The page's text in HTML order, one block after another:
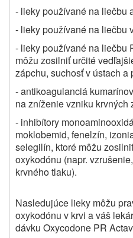
- lieky používané na liečbu
- lieky používané na liečbu
- lieky používané na liečbu
môžu zosilniť určité
zápchu, suchosť v ústach a
- antikoagulanciá
na zníženie vzniku krvných
- inhibítory
moklobemid, fenelzín,
selegilín, ktoré môžu
oxykodónu (napr.
krvného tlaku).
Nasledujúce lieky môžu
oxykodónu v krvi a váš
dávku Oxycodone PR